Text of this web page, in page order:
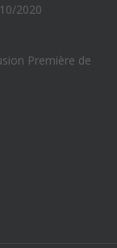
2020
Première de